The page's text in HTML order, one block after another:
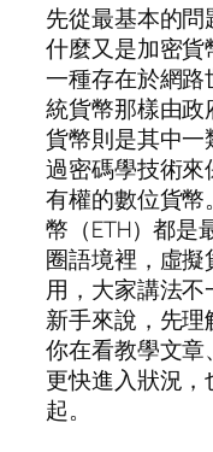
先從最基本的問
什麼又是加密
一種存在於網
統貨幣那樣由
貨幣則是其中
過密碼學技術
有權的數位貨幣
幣（ETH）都是
圈語境裡，虛
用，大家講法
新手來說，先
你在看教學文
更快進入狀況
起。